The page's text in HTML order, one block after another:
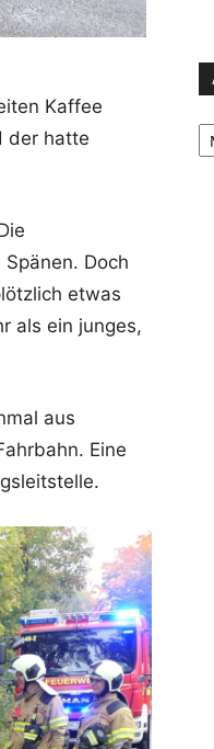
Kaffee
der hatte
Doch
etwas
als ein junges,
aus
Eine